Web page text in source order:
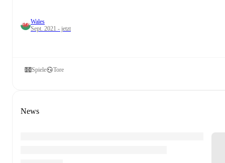
Wales
Sept. 2021 - jetzt
Spiele Tore
News